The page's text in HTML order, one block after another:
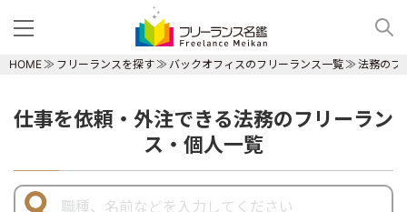
HOME フリーランスを探す バックオフィスのフリーランス一覧 法務のフ
仕事を依頼・外注できる法務のフリーラン
ス・個人一覧